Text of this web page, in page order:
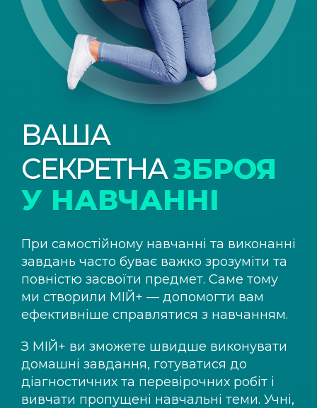
ВАША
СЕКРЕТНАЗБРОЯ
У НАВЧАННІ
При самостійному навчанні та виконанні
завдань часто буває важко зрозуміти та
повністю засвоїти предмет. Саме тому
ми створили МІЙ+ — допомогти вам
ефективніше справлятися з навчанням.
З МІЙ+ ви зможете швидше виконувати
домашні завдання, готуватися до
діагностичних та перевірочних робіт і
вивчати пропущені навчальні теми. Учні,